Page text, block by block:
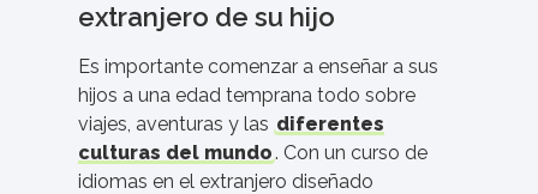
extranjero de su hijo
Es importante comenzar a enseñar a sus
hijos a una edad temprana todo sobre
viajes, aventuras y las diferentes
culturas del mundo. Con un curso de
idiomas en el extranjero diseñado